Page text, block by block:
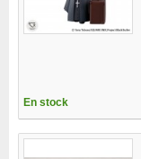
En stock